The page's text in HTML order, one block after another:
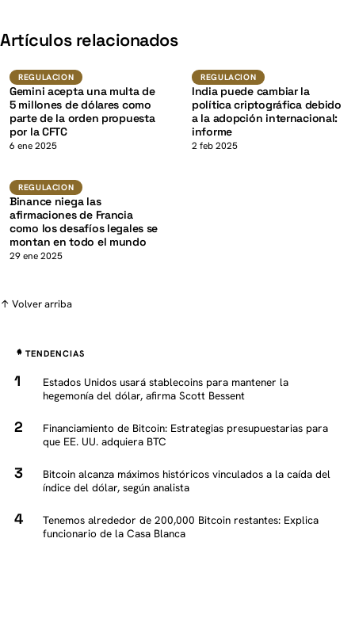
Artículos relacionados
Regulacion K
REGULACION
Gemini acepta una multa de
5 millones de dólares como
parte de la orden propuesta
por la CFTC
6 ene 2025
Regulacion
REGULACION
India puede cambiar la
política criptográfica debido
a la adopción internacional:
informe
2 feb 2025
Regulacion K
REGULACION
Binance niega las
afirmaciones de Francia
como los desafíos legales se
montan en todo el mundo
29 ene 2025
↑ Volver arriba
TENDENCIAS
Estados Unidos usará stablecoins para mantener la
hegemonía del dólar, afirma Scott Bessent
Financiamiento de Bitcoin: Estrategias presupuestarias para
que EE. UU. adquiera BTC
Bitcoin alcanza máximos históricos vinculados a la caída del
índice del dólar, según analista
Tenemos alrededor de 200,000 Bitcoin restantes: Explica
funcionario de la Casa Blanca